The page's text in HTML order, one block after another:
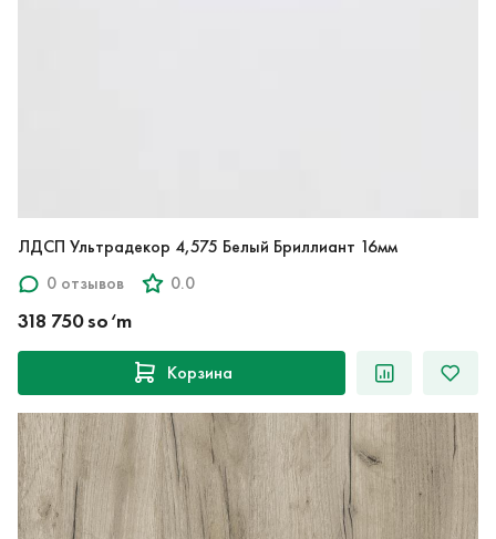
ЛДСП Ультрадекор 4,575 Белый Бриллиант 16мм
0 отзывов
0.0
318 750 so‘m
Корзина